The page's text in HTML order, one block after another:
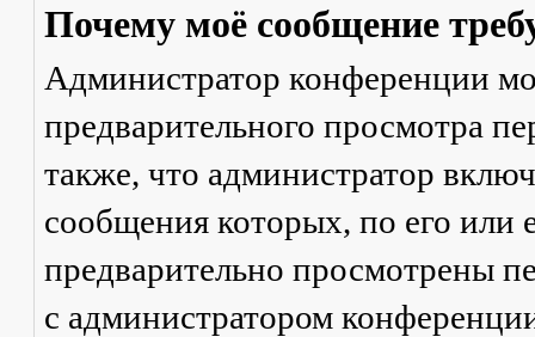
Почему моё сообщение
Администратор конференции
предварительного просмотра
также, что администратор
сообщения которых, по его
предварительно просмотрены
с администратором